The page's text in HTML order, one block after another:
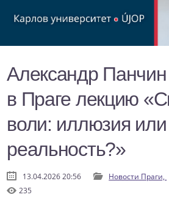
Александр
в Праге лекцию
воли: иллюзия или
реальность?»
13.04.2026 20:56 Новости Праги,
235